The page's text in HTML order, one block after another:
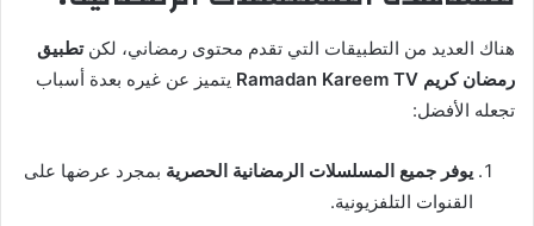
هناك العديد من التطبيقات التي تقدم محتوى رمضاني، لكنتطبيق
رمضان كريم Ramadan Kareem TV
يتميز عن غيره بعدة أسباب
تجعله الأفضل:
يوفر جميع المسلسلات الرمضانية الحصرية بمجرد عرضها على
القنوات التلفزيونية.